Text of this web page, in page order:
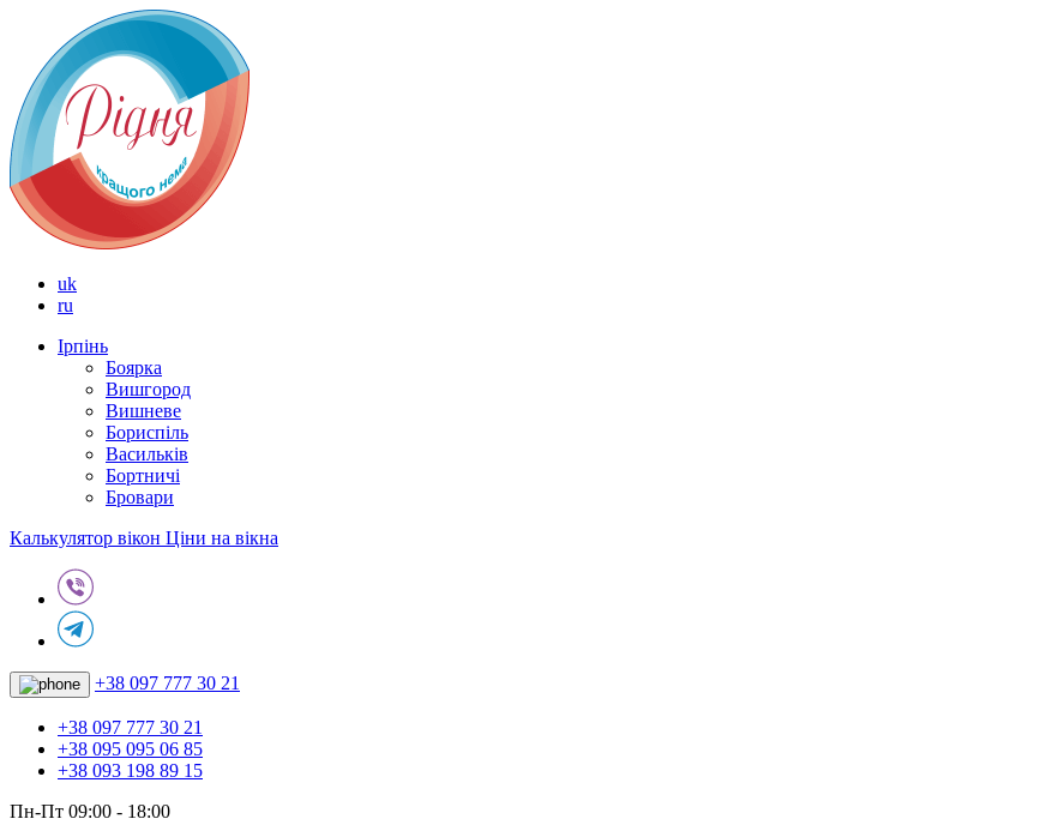
uk
ru
Ірпінь
Боярка
Вишгород
Вишневе
Бориспіль
Васильків
Бортничі
Бровари
Калькулятор вікон Ціни на вікна
+38 097 777 30 21
+38 097 777 30 21
+38 095 095 06 85
+38 093 198 89 15
Пн-Пт 09:00 - 18:00